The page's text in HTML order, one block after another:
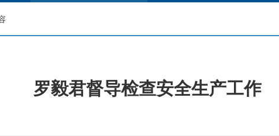
罗毅君督导检查安全生产工作